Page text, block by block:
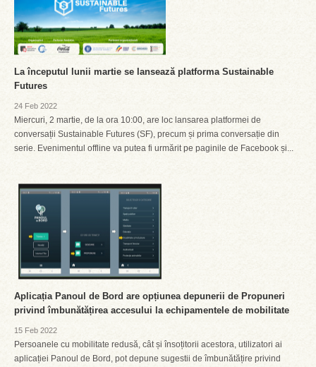
La începutul lunii martie se lansează platforma Sustainable
Futures
24 Feb 2022
Miercuri, 2 martie, de la ora 10:00, are loc lansarea platformei de
conversații Sustainable Futures (SF), precum și prima conversație din
serie. Evenimentul offline va putea fi urmărit pe paginile de Facebook și...
Aplicația Panoul de Bord are opțiunea depunerii de Propuneri
privind îmbunătățirea accesului la echipamentele de mobilitate
15 Feb 2022
Persoanele cu mobilitate redusă, cât și însoțitorii acestora, utilizatori ai
aplicației Panoul de Bord, pot depune sugestii de îmbunătățire privind